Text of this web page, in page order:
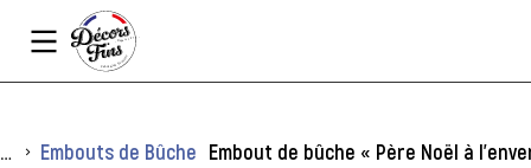
Vous êtes ici :
Embouts de Bûche Embout de bûche « Père Noël à
Panneau de gestion des cookies